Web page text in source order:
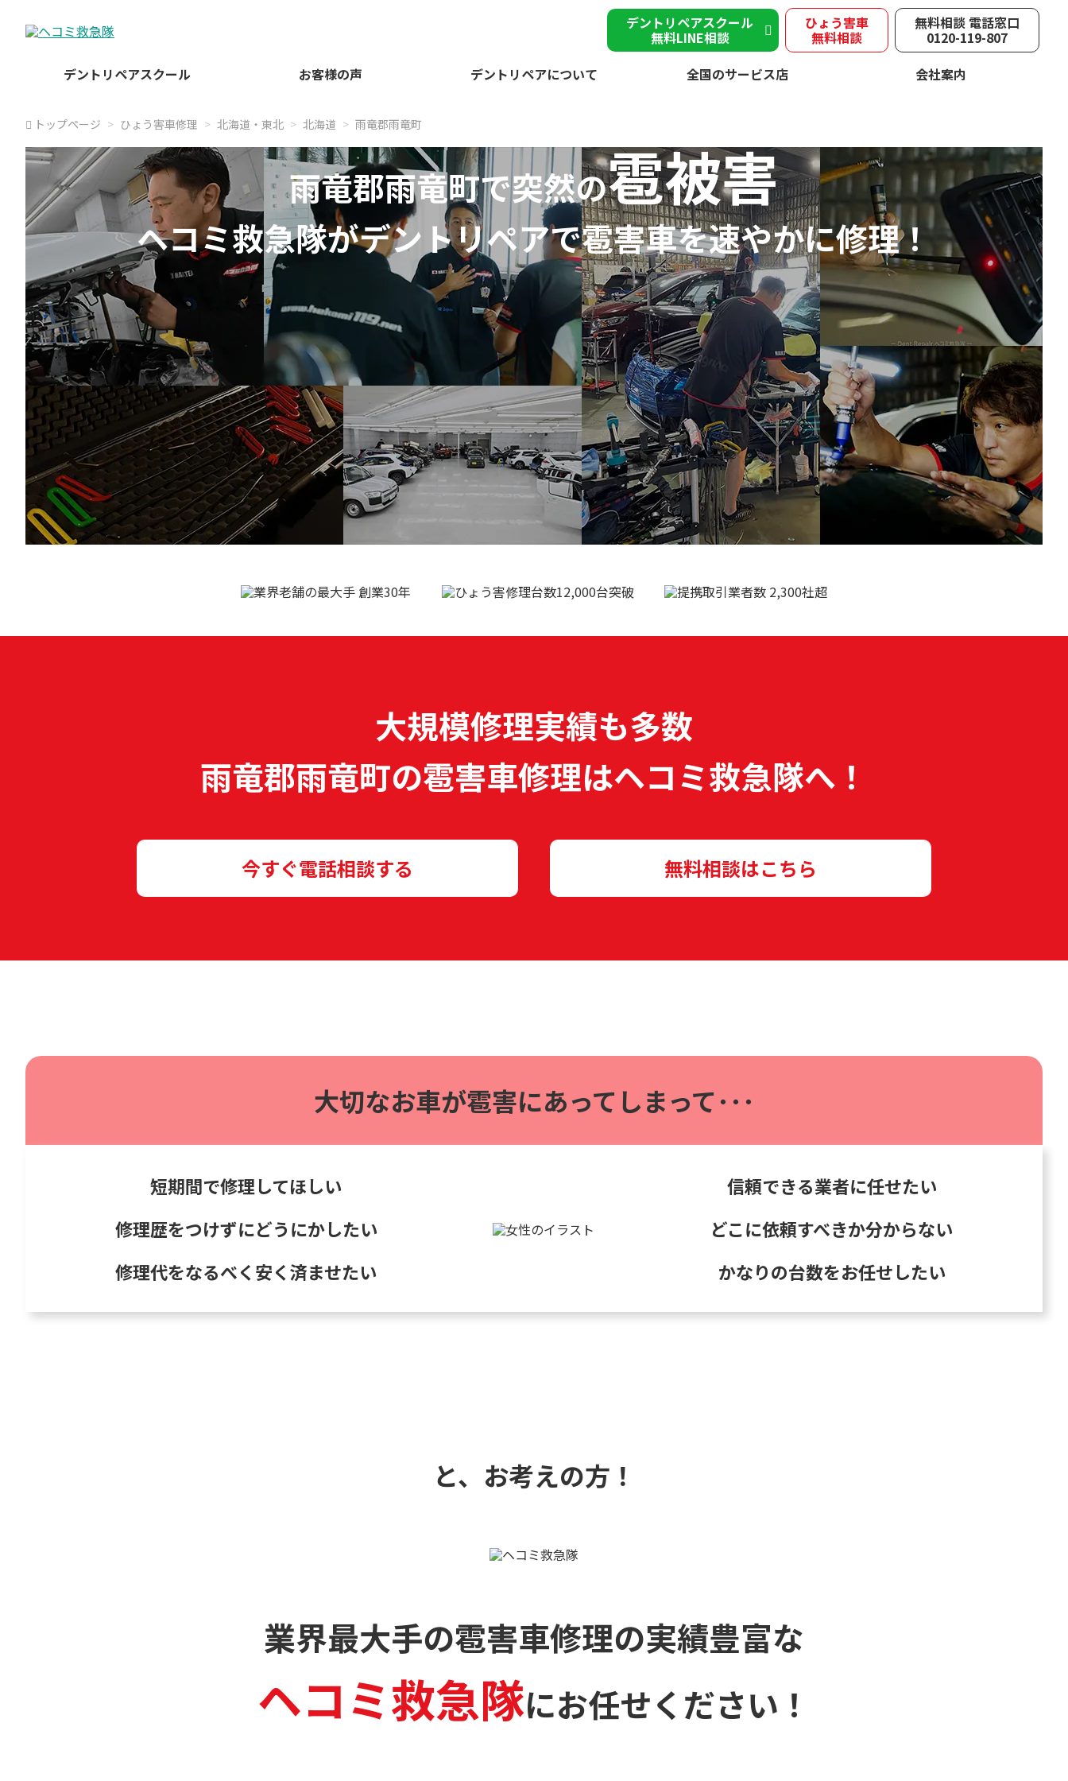
デントリペアスクール
無料LINE相談
ひょう害車
無料相談
無料相談 電話窓口
0120-119-807
デントリペアスクール
お客様の声 デントリペアについて 全国のサービス店 会社案内
トップページ ひょう害車修理 北海道・東北 北海道 雨竜郡雨竜町
雨竜郡雨竜町で突然の雹被害
ヘコミ救急隊がデントリペアで雹害車を速やかに修理！
大規模修理実績も多数
雨竜郡雨竜町の雹害車修理はヘコミ救急隊へ！
今すぐ電話相談する 無料相談はこちら
大切なお車が雹害にあってしまって･･･
短期間で修理してほしい
修理歴をつけずにどうにかしたい
修理代をなるべく安く済ませたい
信頼できる業者に任せたい
どこに依頼すべきか分からない
かなりの台数をお任せしたい
と、お考えの方！
業界最大手の雹害車修理の実績豊富な
ヘコミ救急隊にお任せください！